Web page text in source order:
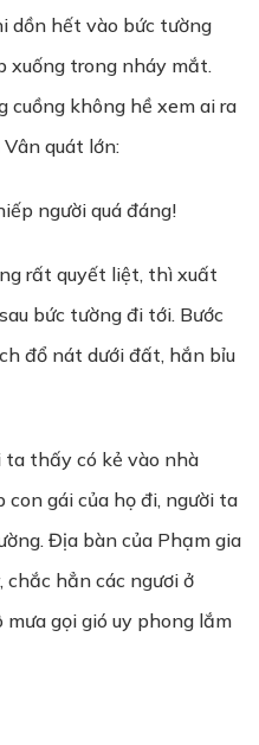
dồn hết vào bức tường
xuống trong nháy mắt.
cuồng không hề xem ai ra
quát lớn:
người quá đáng!
rất quyết liệt, thì xuất
bức tường đi tới. Bước
đổ nát dưới đất, hắn bỉu
ta thấy có kẻ vào nhà
gái của họ đi, người ta
Địa bàn của Phạm gia
chắc hẳn các ngươi ở
gọi gió uy phong lắm